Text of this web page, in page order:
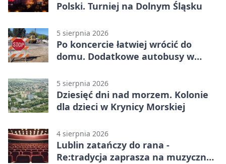
Polski. Turniej na Dolnym Śląsku
5 sierpnia 2026
Po koncercie łatwiej wrócić do
domu. Dodatkowe autobusy w
5 sierpnia 2026
Dziesięć dni nad morzem. Kolonie
dla dzieci w Krynicy Morskiej
4 sierpnia 2026
Lublin zatańczy do rana -
Re:tradycja zaprasza na muzyczną